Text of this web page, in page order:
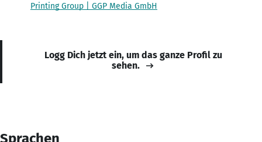
Printing Group | GGP Media GmbH
Logg Dich jetzt ein, um das ganze Profil zu
sehen.
Sprachen